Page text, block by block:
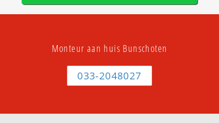
Monteur aan huis Bunschoten
033-2048027